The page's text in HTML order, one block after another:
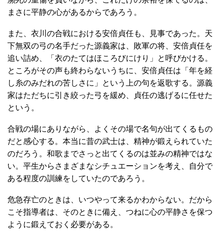
まさに平静の心があるからであろう。
また、衣川の合戦における安倍貞任も、見事であった。天
下無双の弓の名手だった源義家は、敗軍の将、安倍貞任を
追い詰め、「衣のたてはほころびにけり」と呼びかける。
ところがその声も終わらないうちに、安倍貞任は「年を経
し糸のみだれの苦しさに」という上の句を返歌する。源義
家はただちに引き絞った弓を緩め、貞任の逃げるに任せた
という。
合戦の場にありながら、よくその場で名句が出てくるもの
だと感心する。本当に昔の武士は、精神が鍛えられていた
のだろう。和歌までさっと出てくるのは並みの精神ではな
い。平生からさまざまなシチュエーションを考え、自分で
ある程度の訓練をしていたのであろう。
危急存亡のときは、いつやって来るかわからない。だから
こそ指導者は、そのときに備え、つねに心の平静さを保つ
ように鍛えておく必要がある。